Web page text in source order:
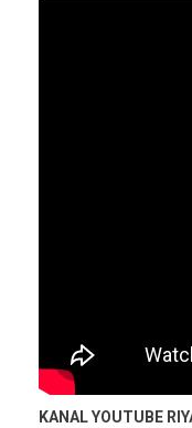
KANAL YOUTUBE